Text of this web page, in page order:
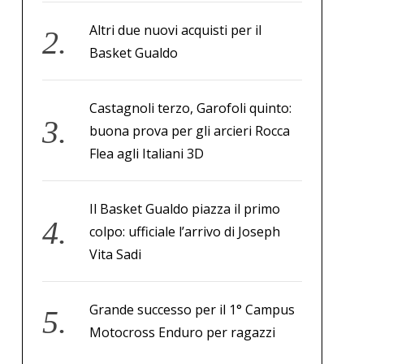
Altri due nuovi acquisti per il
Basket Gualdo
Castagnoli terzo, Garofoli quinto:
buona prova per gli arcieri Rocca
Flea agli Italiani 3D
Il Basket Gualdo piazza il primo
colpo: ufficiale l’arrivo di Joseph
Vita Sadi
Grande successo per il 1° Campus
Motocross Enduro per ragazzi